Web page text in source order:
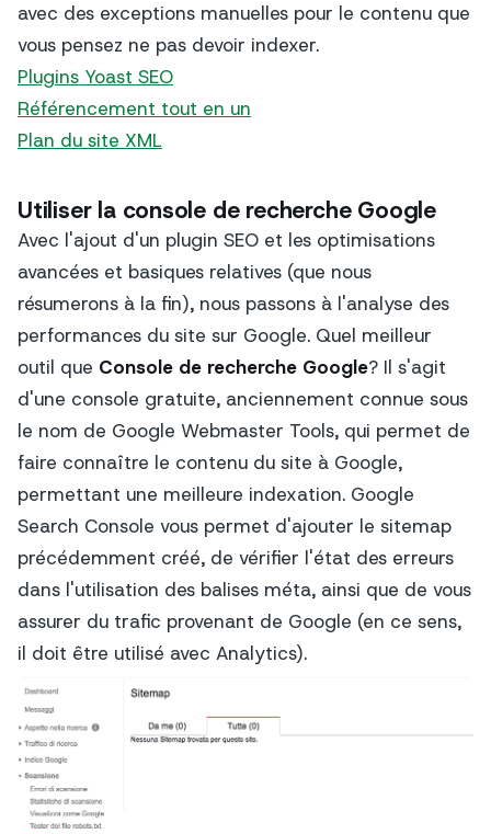
avec des exceptions manuelles pour le contenu que
vous pensez ne pas devoir indexer.
Plugins Yoast SEO
Référencement tout en un
Plan du site XML
Utiliser la console de recherche Google
Avec l'ajout d'un plugin SEO et les optimisations
avancées et basiques relatives (que nous
résumerons à la fin), nous passons à l'analyse des
performances du site sur Google. Quel meilleur
outil que Console de recherche Google? Il s'agit
d'une console gratuite, anciennement connue sous
le nom de Google Webmaster Tools, qui permet de
faire connaître le contenu du site à Google,
permettant une meilleure indexation. Google
Search Console vous permet d'ajouter le sitemap
précédemment créé, de vérifier l'état des erreurs
dans l'utilisation des balises méta, ainsi que de vous
assurer du trafic provenant de Google (en ce sens,
il doit être utilisé avec Analytics).